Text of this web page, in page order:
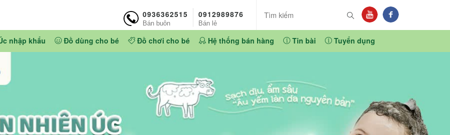
0936362515
Bán buôn
0912989876
Bán lẻ
nhập khẩu Đồ dùng cho bé Đồ chơi cho bé Hệ thống bán hàng Tin bài Tuyển dụng